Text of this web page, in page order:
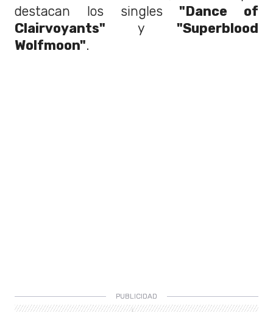
destacan los singles"Dance of
Clairvoyants" y "Superblood
Wolfmoon".